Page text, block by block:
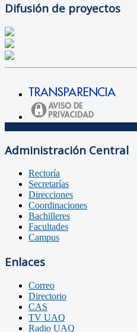
Difusión de proyectos
Administración Central
Rectoría
Secretarías
Direcciones
Coordinaciones
Bachilleres
Facultades
Campus
Enlaces
Correo
Directorio
CAS
TV UAQ
Radio UAQ